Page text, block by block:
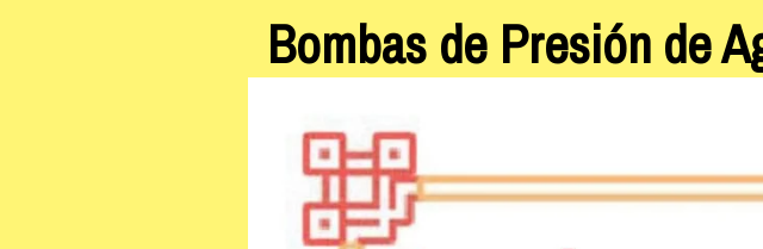
Bombas de Presión de